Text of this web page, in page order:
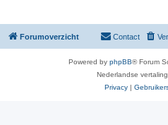
Forumoverzicht Contact
Powered by phpBB® Forum
Nederlandse
Privacy |